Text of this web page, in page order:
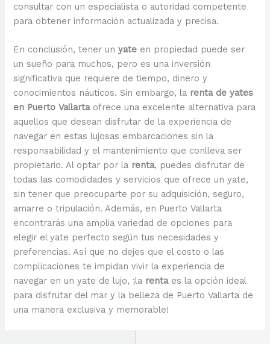
consultar con un especialista o autoridad competente
para obtener información actualizada y precisa.
En conclusión, tener unyate en propiedad puede ser
un sueño para muchos, pero es una inversión
significativa que requiere de tiempo, dinero y
conocimientos náuticos. Sin embargo, la renta de yates
en Puerto Vallartaofrece una excelente alternativa para
aquellos que desean disfrutar de la experiencia de
navegar en estas lujosas embarcaciones sin la
responsabilidad y el mantenimiento que conlleva ser
propietario. Al optar por la renta, puedes disfrutar de
todas las comodidades y servicios que ofrece un yate,
sin tener que preocuparte por su adquisición, seguro,
amarre o tripulación. Además, en Puerto Vallarta
encontrarás una amplia variedad de opciones para
elegir el yate perfecto según tus necesidades y
preferencias. Así que no dejes que el costo o las
complicaciones te impidan vivir la experiencia de
navegar en un yate de lujo, ¡la rentaes la opción ideal
para disfrutar del mar y la belleza de Puerto Vallarta de
una manera exclusiva y memorable!